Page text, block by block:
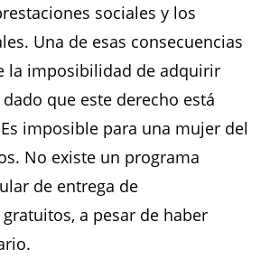
sociales y los
Una de esas consecuencias
la imposibilidad de adquirir
que este derecho está
imposible para una mujer del
No existe un programa
de entrega de
a pesar de haber